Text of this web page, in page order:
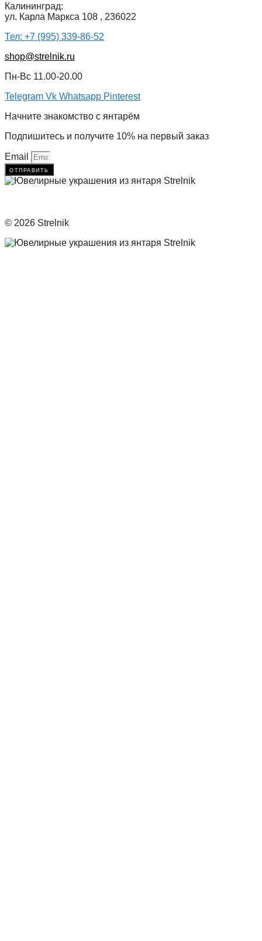
Калининград:
ул. Карла Маркса 108 , 236022
Тел: +7 (995) 339-86-52
shop@strelnik.ru
Пн-Вс 11.00-20.00
Telegram Vk Whatsapp Pinterest
Начните знакомство с янтарём
Подпишитесь и получите 10% на первый заказ
Email
отправить
© 2026 Strelnik